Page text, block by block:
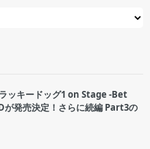
ラッキードッグ1 on Stage -Bet
発売決定！さらに続編 Part3の